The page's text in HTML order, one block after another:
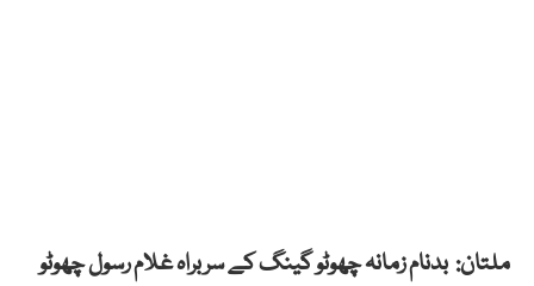
ملتان: بدنام زمانہ چھوٹو گینگ کے سربراہ غلام رسول چھوٹو